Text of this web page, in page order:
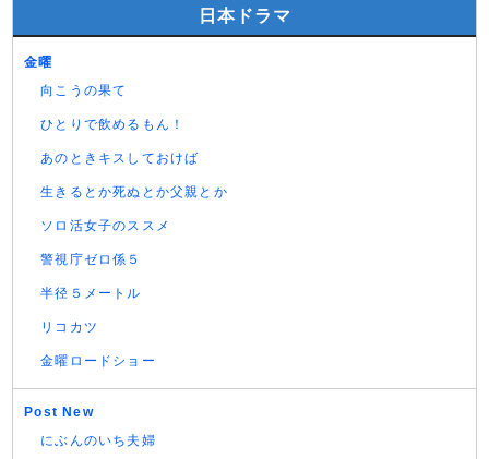
日本ドラマ
金曜
向こうの果て
ひとりで飲めるもん！
あのときキスしておけば
生きるとか死ぬとか父親とか
ソロ活女子のススメ
警視庁ゼロ係５
半径５メートル
リコカツ
金曜ロードショー
Post New
にぶんのいち夫婦